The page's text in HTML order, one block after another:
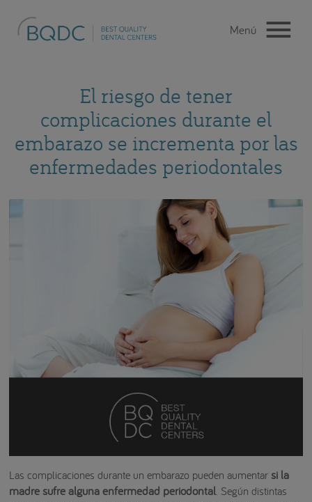
El riesgo de tener
complicaciones durante el
embarazo se incrementa por las
enfermedades periodontales
Las complicaciones durante un embarazo pueden aumentar si la
madre sufre alguna enfermedad periodontal. Según distintas